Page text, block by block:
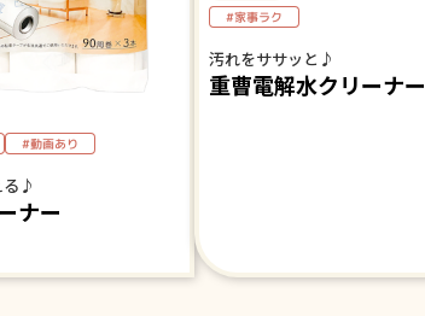
#動画あり
る♪
ナー
#家事ラク
汚れをササッと♪
重曹電解水クリーナー